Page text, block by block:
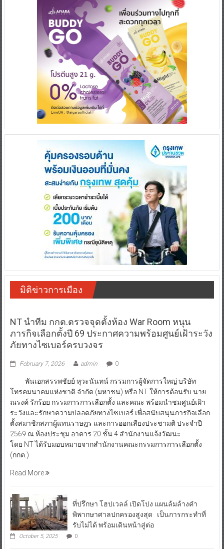
มิติข่าวการเมือง
NT นำทีม กกต.ตรวจจุดตั้งห้อง War Room หนุน
ภารกิจเลือกตั้งปี 69 ประกาศความพร้อมศูนย์เฝ้าระวัง
ภัยทางไซเบอร์ครบวงจร
February 7, 2026 admin 0
พันเอกสรรพชัยย์ หุวะนันทน์ กรรมการผู้จัดการใหญ่ บริษัท
โทรคมนาคมแห่งชาติ จำกัด (มหาชน) หรือ NT ให้การต้อนรับ นาย
ณรงค์ รักร้อย กรรมการการเลือกตั้ง และคณะ พร้อมนำชมศูนย์เฝ้า
ระวังและรักษาความปลอดภัยทางไซเบอร์ เพื่อสนับสนุนภารกิจเลือก
ตั้งสมาชิกสภาผู้แทนราษฎร และการออกเสียงประชามติ ประจำปี
2569 ณ ห้องประชุม อาคาร 20 ชั้น 4 สำนักงานแจ้งวัฒนะ
โดย NT ได้รับมอบหมายจากสำนักงานคณะกรรมการการเลือกตั้ง
(กกต.)
Read More
ที่ปรึกษา โฮปเวลล์ เปิดโปง แผนล้มล้างคำ
พิพากษาศาลปกครองสูงสุด เป็นการกระทำที่
รับไม่ได้ พร้อมเดินหน้าสู่ต่อ
October 5, 2025 0